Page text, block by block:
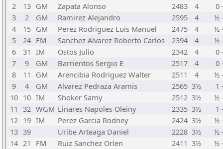
2
13 GM Zapata Alonso 2483 4
0
3
2 GM Ramirez Alejandro 2595 4
½
4
15 GM Perez Rodriguez Luis Manuel 2475 4
½
5
24 FM Sanchez Alvarez Roberto Carlos 2394 4
½
6
31 IM Ostos Julio 2342 4
0
7
9 GM Barrientos Sergio E 2517 4
0
8
11 GM Arencibia Rodriguez Walter 2511 4
½
9
4 GM Alvarez Pedraza Aramis 2565 3½
1
10 10 IM Shoker Samy 2512 3½
½
11 32 WGM Linares Napoles Oleiny 2335 3½
1
12 19 IM Perez Garcia Rodney 2424 3½
½
13 39 Uribe Arteaga Daniel 2228 3½
½
14 21 FM Ruiz Sanchez Orlen 2411 3½
½